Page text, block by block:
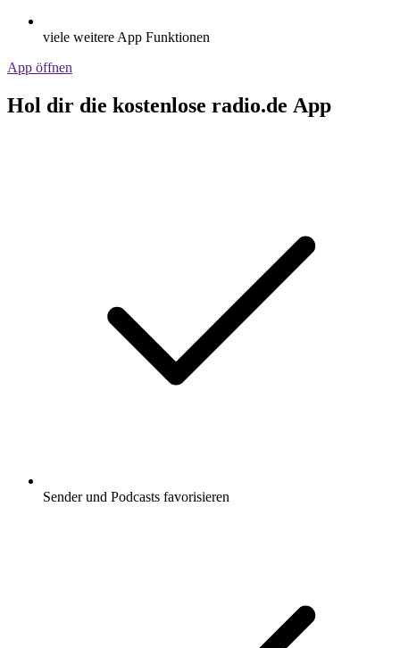
viele weitere App Funktionen
App öffnen
Hol dir die kostenlose radio.de App
Sender und Podcasts favorisieren